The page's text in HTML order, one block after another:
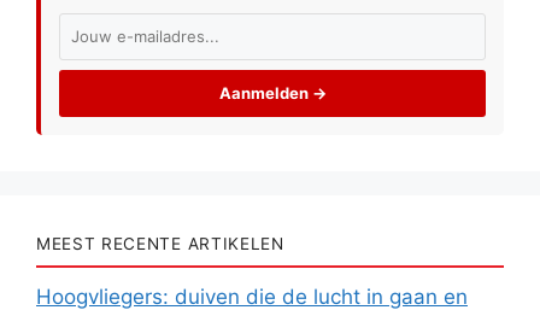
Aanmelden →
MEEST RECENTE ARTIKELEN
Hoogvliegers: duiven die de lucht in gaan en